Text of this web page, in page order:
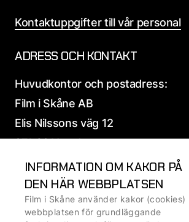
INFORMATION OM KAKOR PÅ
DEN HÄR WEBBPLATSEN
Film i Skåne använder kakor (cookies)
webbplatsen för grundläggande
Kontaktuppgifter till vår personal
ADRESS OCH KONTAKT
Huvudkontor och postadress:
Film i Skåne AB
Elis Nilssons väg 12
271 39 Ystad
Allaadress och fakturauppgifter
Ansvarig utgivare: Ralf Ivarsson,